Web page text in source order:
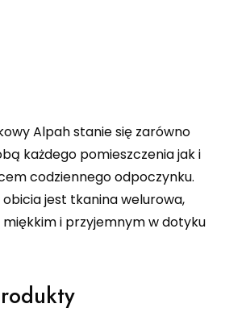
Alpah stanie się zarówno
każdego pomieszczenia jak i
codziennego odpoczynku.
obicia jest tkanina welurowa,
i przyjemnym w dotyku